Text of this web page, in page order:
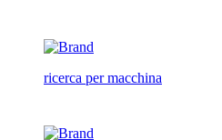
ricerca per macchina